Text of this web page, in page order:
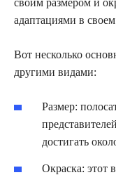
своим размером и
адаптациями в
Вот несколько
другими видами:
Размер:
достигать
Окраска: этот